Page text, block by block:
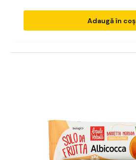
Adaugă în coș